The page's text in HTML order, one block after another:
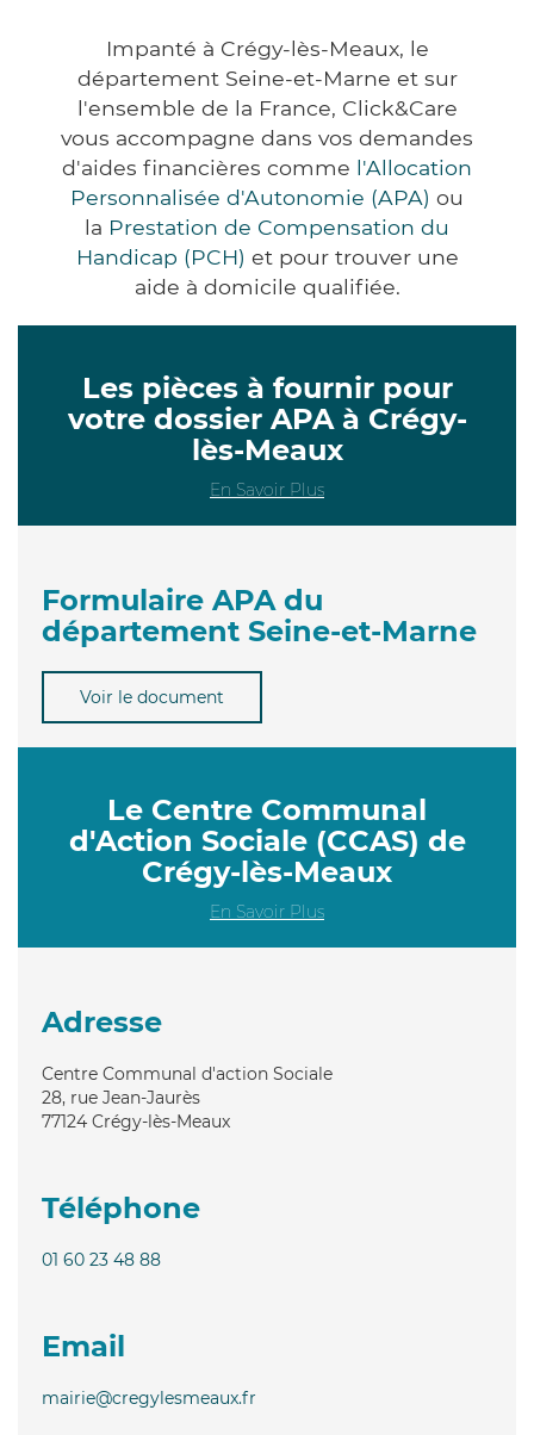
Impanté à Crégy-lès-Meaux, le
département Seine-et-Marne et sur
l'ensemble de la France, Click&Care
vous accompagne dans vos demandes
d'aides financières comme l'Allocation
Personnalisée d'Autonomie (APA) ou
la Prestation de Compensation du
Handicap (PCH) et pour trouver une
aide à domicile qualifiée.
Les pièces à fournir pour
votre dossier APA à Crégy-
lès-Meaux
En Savoir Plus
Formulaire APA du
département Seine-et-Marne
Voir le document
Le Centre Communal
d'Action Sociale (CCAS) de
Crégy-lès-Meaux
En Savoir Plus
Adresse
Centre Communal d'action Sociale
28, rue Jean-Jaurès
77124 Crégy-lès-Meaux
Téléphone
01 60 23 48 88
Email
mairie@cregylesmeaux.fr